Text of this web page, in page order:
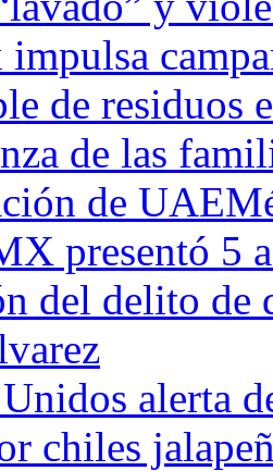
de residuos
de las
de
presentó 5
del delito de
alerta
chiles